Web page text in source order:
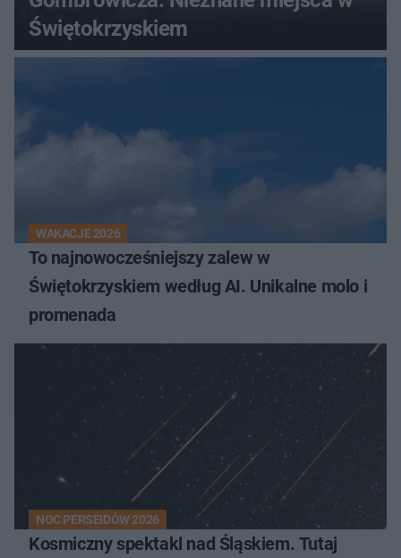
Świętokrzyskiem
WAKACJE 2026
To najnowocześniejszy zalew w
Świętokrzyskiem według AI. Unikalne molo i
promenada
NOC PERSEIDÓW 2026
Kosmiczny spektakl nad Śląskiem. Tutaj